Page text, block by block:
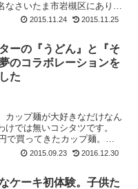
なさいたま市岩槻区にありま
たしか以前の...
2015.11.24 2015.11.25
ーの『うどん』と『そ
のコラボレーションを
た
カップ麺が大好きなだけなん
では無いコシタツです。
で買ってきたカップ麺。ベ
カンパニー...
2015.09.23 2016.12.30
ケーキ初体験。子供た